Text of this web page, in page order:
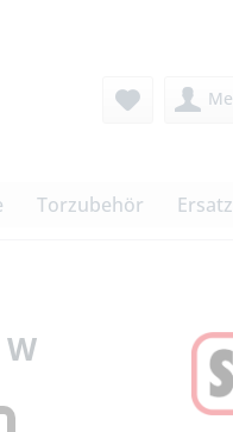
Torzubehör